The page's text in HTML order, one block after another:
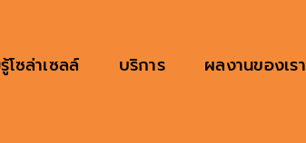
โซล่าเซลล์ บริการ ผลงานของเรา